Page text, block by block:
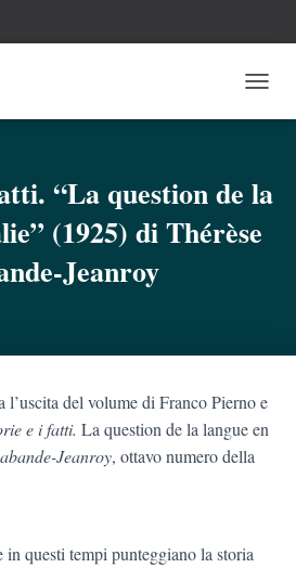
A
A
I
L
E
“La question de la
(1925) di Thérèse
Jeanroy
del volume di Franco Pierno e
e i fatti. La question de la langue en
Jeanroy, ottavo numerodella
questi tempi punteggiano la storia